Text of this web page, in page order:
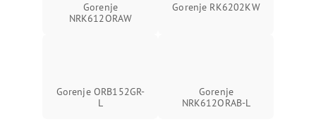
Gorenje
NRK612ORAW
Gorenje RK6202KW
Gorenje ORB152GR-
L
Gorenje
NRK612ORAB-L